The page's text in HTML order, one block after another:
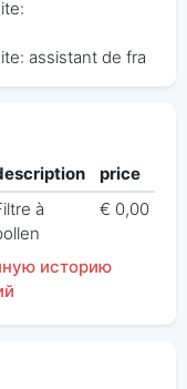
assistant de fra
price
à
€ 0,00
историю